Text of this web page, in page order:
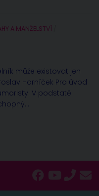
A MANŽELSTVÍ
může existovat jen
Horníček Pro úvod
V podstatě